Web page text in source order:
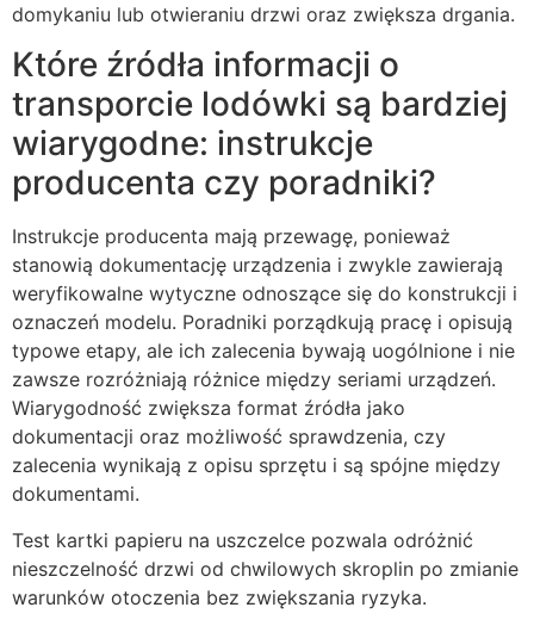
domykaniu lub otwieraniu drzwi oraz zwiększa drgania.
Które źródła informacji o
transporcie lodówki są bardziej
wiarygodne: instrukcje
producenta czy poradniki?
Instrukcje producenta mają przewagę, ponieważ
stanowią dokumentację urządzenia i zwykle zawierają
weryfikowalne wytyczne odnoszące się do konstrukcji i
oznaczeń modelu. Poradniki porządkują pracę i opisują
typowe etapy, ale ich zalecenia bywają uogólnione i nie
zawsze rozróżniają różnice między seriami urządzeń.
Wiarygodność zwiększa format źródła jako
dokumentacji oraz możliwość sprawdzenia, czy
zalecenia wynikają z opisu sprzętu i są spójne między
dokumentami.
Test kartki papieru na uszczelce pozwala odróżnić
nieszczelność drzwi od chwilowych skroplin po zmianie
warunków otoczenia bez zwiększania ryzyka.